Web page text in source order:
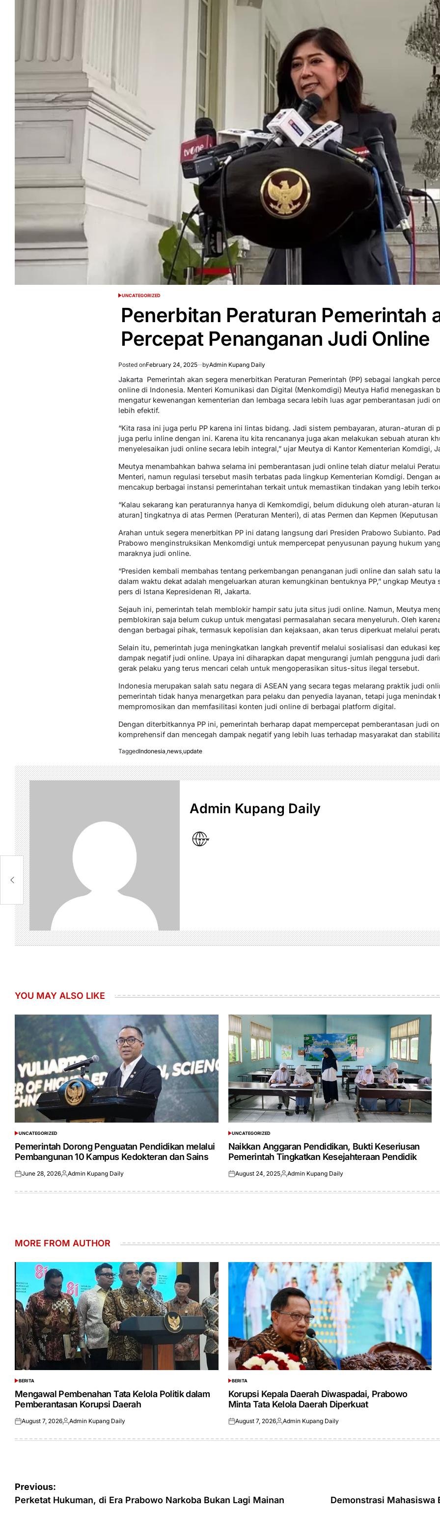
POSTED
UNCATEGORIZED
Penerbitan Peraturan Pemerintah
Percepat Penanganan Judi Online
Posted onFebruary 24, 2025 byAdmin Kupang Daily
Jakarta  Pemerintah akan segera menerbitkan Peraturan Pemerintah (PP) sebagai langkah
online di Indonesia. Menteri Komunikasi dan Digital (Menkomdigi) Meutya Hafid menegaskan
mengatur kewenangan kementerian dan lembaga secara lebih luas agar pemberantasan judi
lebih efektif.
“Kita rasa ini juga perlu PP karena ini lintas bidang. Jadi sistem pembayaran, aturan-aturan di
juga perlu inline dengan ini. Karena itu kita rencananya juga akan melakukan sebuah aturan
menyelesaikan judi online secara lebih integral,” ujar Meutya di Kantor Kementerian Komdigi,
Meutya menambahkan bahwa selama ini pemberantasan judi online telah diatur melalui
Menteri, namun regulasi tersebut masih terbatas pada lingkup Kementerian Komdigi. Dengan
mencakup berbagai instansi pemerintahan terkait untuk memastikan tindakan yang lebih
“Kalau sekarang kan peraturannya hanya di Kemkomdigi, belum didukung oleh aturan-aturan
aturan] tingkatnya di atas Permen (Peraturan Menteri), di atas Permen dan Kepmen (Keputusan
Arahan untuk segera menerbitkan PP ini datang langsung dari Presiden Prabowo Subianto.
Prabowo menginstruksikan Menkomdigi untuk mempercepat penyusunan payung hukum
maraknya judi online.
“Presiden kembali membahas tentang perkembangan penanganan judi online dan salah satu
dalam waktu dekat adalah mengeluarkan aturan kemungkinan bentuknya PP,” ungkap Meutya
pers di Istana Kepresidenan RI, Jakarta.
Sejauh ini, pemerintah telah memblokir hampir satu juta situs judi online. Namun, Meutya
pemblokiran saja belum cukup untuk mengatasi permasalahan secara menyeluruh. Oleh
dengan berbagai pihak, termasuk kepolisian dan kejaksaan, akan terus diperkuat melalui
Selain itu, pemerintah juga meningkatkan langkah preventif melalui sosialisasi dan edukasi
dampak negatif judi online. Upaya ini diharapkan dapat mengurangi jumlah pengguna judi
gerak pelaku yang terus mencari celah untuk mengoperasikan situs-situs ilegal tersebut.
Indonesia merupakan salah satu negara di ASEAN yang secara tegas melarang praktik judi
pemerintah tidak hanya menargetkan para pelaku dan penyedia layanan, tetapi juga
mempromosikan dan memfasilitasi konten judi online di berbagai platform digital.
Dengan diterbitkannya PP ini, pemerintah berharap dapat mempercepat pemberantasan judi
komprehensif dan mencegah dampak negatif yang lebih luas terhadap masyarakat dan
TaggedIndonesia,news,update
Admin Kupang Daily
YOU MAY ALSO LIKE
POSTED
IN
UNCATEGORIZED
Pemerintah Dorong Penguatan Pendidikan melalui
Pembangunan 10 Kampus Kedokteran dan Sains
Posted
June 28, 2026Posted
Admin Kupang Daily
POSTED
IN
UNCATEGORIZED
Naikkan Anggaran Pendidikan, Bukti Keseriusan
Pemerintah Tingkatkan Kesejahteraan Pendidik
Posted
August 24, 2025Posted
Admin Kupang Daily
MORE FROM AUTHOR
POSTED
IN
BERITA
Mengawal Pembenahan Tata Kelola Politik dalam
Pemberantasan Korupsi Daerah
Posted
August 7, 2026Posted
Admin Kupang Daily
POSTED
IN
BERITA
Korupsi Kepala Daerah Diwaspadai, Prabowo
Minta Tata Kelola Daerah Diperkuat
Posted
August 7, 2026Posted
Admin Kupang Daily
Post
navigation
Previous:
Perketat Hukuman, di Era Prabowo Narkoba Bukan Lagi Mainan
Demonstrasi Mahasiswa